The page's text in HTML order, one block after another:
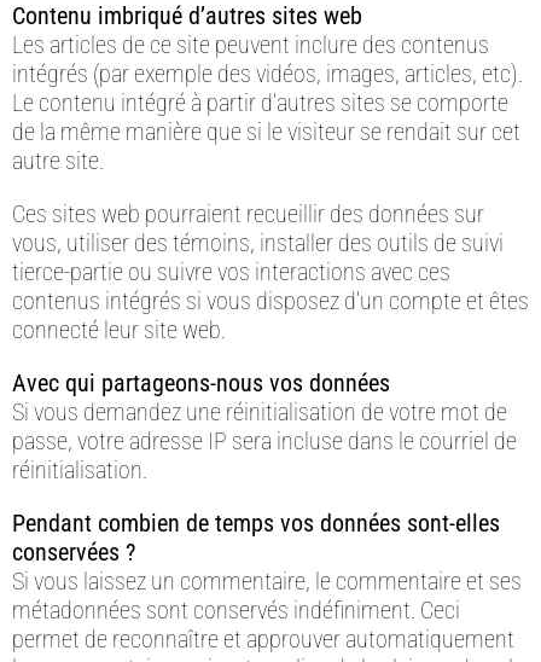
Contenu imbriqué d’autres sites web
Les articles de ce site peuvent inclure des contenus
intégrés (par exemple des vidéos, images, articles, etc).
Le contenu intégré à partir d’autres sites se comporte
de la même manière que si le visiteur se rendait sur cet
autre site.
Ces sites web pourraient recueillir des données sur
vous, utiliser des témoins, installer des outils de suivi
tierce-partie ou suivre vos interactions avec ces
contenus intégrés si vous disposez d’un compte et êtes
connecté leur site web.
Avec qui partageons-nous vos données
Si vous demandez une réinitialisation de votre mot de
passe, votre adresse IP sera incluse dans le courriel de
réinitialisation.
Pendant combien de temps vos données sont-elles
conservées ?
Si vous laissez un commentaire, le commentaire et ses
métadonnées sont conservés indéfiniment. Ceci
permet de reconnaître et approuver automatiquement